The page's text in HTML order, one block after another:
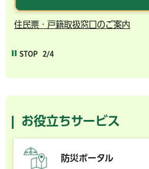
住民票・戸籍取扱窓口のご案内
STOP 2/4
お役立ちサービス
防災ポータル